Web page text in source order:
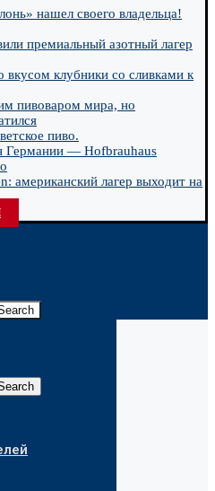
нашел своего владельца!
премиальный азотный лагер
вкусом клубники со сливками к
пивоваром мира, но
пиво.
Германии — Hofbrauhaus
американский лагер выходит на